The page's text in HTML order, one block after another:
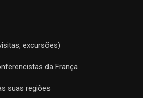
excursões)
da França
suas regiões